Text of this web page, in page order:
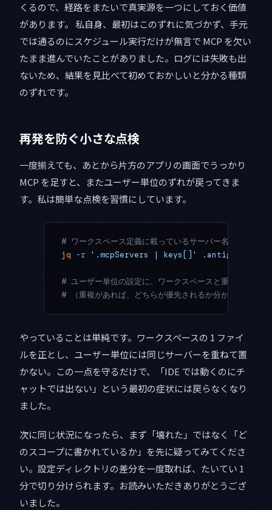
くるので、経路をまたいで真実源を一つにしておく価値
があります。 私自身、最初はこのずれに気づかず、手元
では通るのにスケジュール実行だけが無言で MCP を欠い
たまま進んでいたことがありました。ログには失敗も出
ないため、結果を見比べて初めておかしいと分かる種類
のずれです。
再発を防ぐ小さな点検
一度揃えても、あとから片方のアプリの画面でうっかり
MCP を足すと、またユーザー単位のずれが戻ってきま
す。私は簡単な点検を習慣にしています。
# ワークスペース定義に載っているサーバー名の一覧を確
jq -r '.mcpServers | keys[]' .antigravity/
# ユーザー単位の設定に、ワークスペースと重複する登録
# （重複があれば、どちらが優先されるか分からなくなる
やっていることは単純です。ワークスペースの 1 ファイ
ルを正とし、ユーザー単位には同じサーバーを重ねて置
かない。この一点を守るだけで、「IDE では動くのにチ
ャットでは出ない」という最初の症状には戻らなくなり
ました。
次に同じ状況になったら、まず「壊れた」ではなく「ど
のスコープに書かれているか」を先に疑ってみてくださ
い。設定ディレクトリの差分を一度取れば、たいてい 1
分で切り分けられます。お読みいただきありがとうござ
いました。